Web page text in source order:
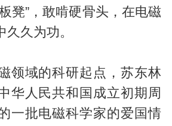
凳”，敢啃硬骨头，在电磁
久为功。
领域的科研起点，苏东林
华人民共和国成立初期周
一批电磁科学家的爱国情